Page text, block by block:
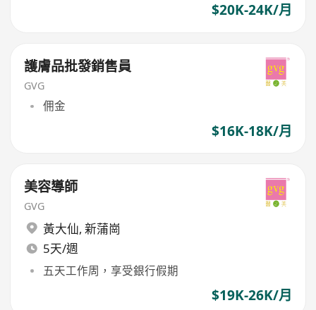
$20K-24K/月
護膚品批發銷售員
GVG
佣金
$16K-18K/月
美容導師
GVG
黃大仙, 新蒲崗
5天/週
五天工作周，享受銀行假期
$19K-26K/月